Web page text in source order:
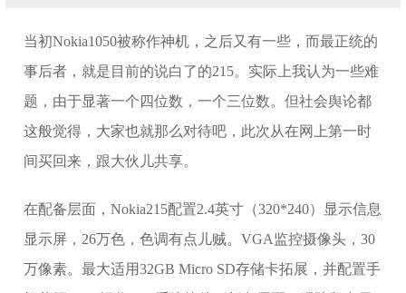
当初Nokia1050被称作神机，之后又有一些，而最正统的
事后者，就是目前的说白了的215。实际上我认为一些难
题，由于显著一个四位数，一个三位数。但社会舆论都
这般觉得，大家也就那么对待吧，此次从在网上第一时
间买回来，跟大伙儿共享。
在配备层面，Nokia215配置2.4英寸（320*240）显示信息
显示屏，26万色，色调有点儿贼。VGA监控摄像头，30
万像素。最大适用32GB Micro SD存储卡拓展，并配置手